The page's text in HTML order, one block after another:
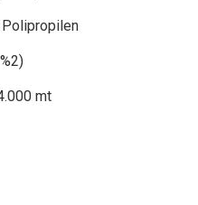
Polipropilen
mt